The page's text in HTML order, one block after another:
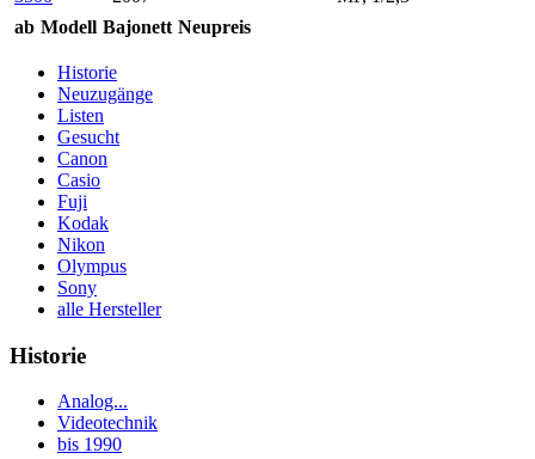
ab Modell Bajonett Neupreis
Historie
Neuzugänge
Listen
Gesucht
Canon
Casio
Fuji
Kodak
Nikon
Olympus
Sony
alle Hersteller
Historie
Analog...
Videotechnik
bis 1990